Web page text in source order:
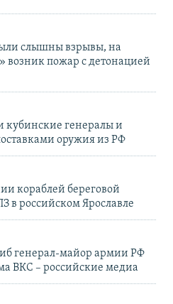
слышны взрывы, на
возник пожар с детонацией
генералы и
оружия из РФ
кораблей береговой
в российском Ярославле
генерал-майор армии РФ
ВКС – российские медиа